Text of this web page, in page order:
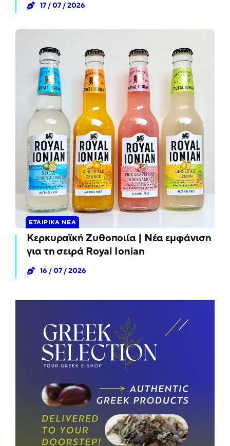
17 / 07 / 2026
ΕΤΑΙΡΙΚΆ ΝΈΑ
Κερκυραϊκή Ζυθοποιία | Νέα εμφάνιση
για τη σειρά Royal Ionian
16 / 07 / 2026